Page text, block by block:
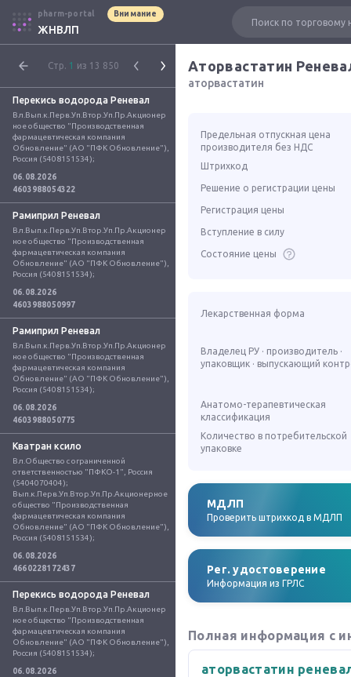
pharm-portal Внимание
ЖНВЛП
Стр. 1 из 13 850
Перекись водорода Реневал
Вл.Вып.к.Перв.Уп.Втор.Уп.Пр.Акционер
ное общество "Производственная
фармацевтическая компания
Обновление" (АО "ПФК Обновление"),
Россия (5408151534);
06.08.2026
4603988054322
Рамиприл Реневал
Вл.Вып.к.Перв.Уп.Втор.Уп.Пр.Акционер
ное общество "Производственная
фармацевтическая компания
Обновление" (АО "ПФК Обновление"),
Россия (5408151534);
06.08.2026
4603988050997
Рамиприл Реневал
Вл.Вып.к.Перв.Уп.Втор.Уп.Пр.Акционер
ное общество "Производственная
фармацевтическая компания
Обновление" (АО "ПФК Обновление"),
Россия (5408151534);
06.08.2026
4603988050775
Кватран ксило
Вл.Общество с ограниченной
ответственностью "ПФКО-1", Россия
(5404070404);
Вып.к.Перв.Уп.Втор.Уп.Пр.Акционерное
общество "Производственная
фармацевтическая компания
Обновление" (АО "ПФК Обновление"),
Россия (5408151534);
06.08.2026
4660228172437
Перекись водорода Реневал
Вл.Вып.к.Перв.Уп.Втор.Уп.Пр.Акционер
ное общество "Производственная
фармацевтическая компания
Обновление" (АО "ПФК Обновление"),
Россия (5408151534);
06.08.2026
Аторвастатин
аторвастатин
Предельная отпускная цена
производителя без НДС
Штрихкод
Решение о регистрации цены
Регистрация цены
Вступление в силу
Состояние цены
Лекарственная форма
Владелец РУ · производитель ·
упаковщик · выпускающий
Анатомо-терапевтическая
классификация
Количество в потребительской
упаковке
МДЛП
Проверить штрихкод в МДЛП
Рег. удостоверение
Информация из ГРЛС
Полная информация с
аторвастатин